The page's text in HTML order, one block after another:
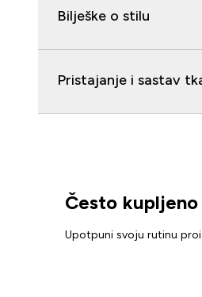
Bilješke o stilu
Pristajanje i sastav
Često kupljeno
Upotpuni svoju rutinu